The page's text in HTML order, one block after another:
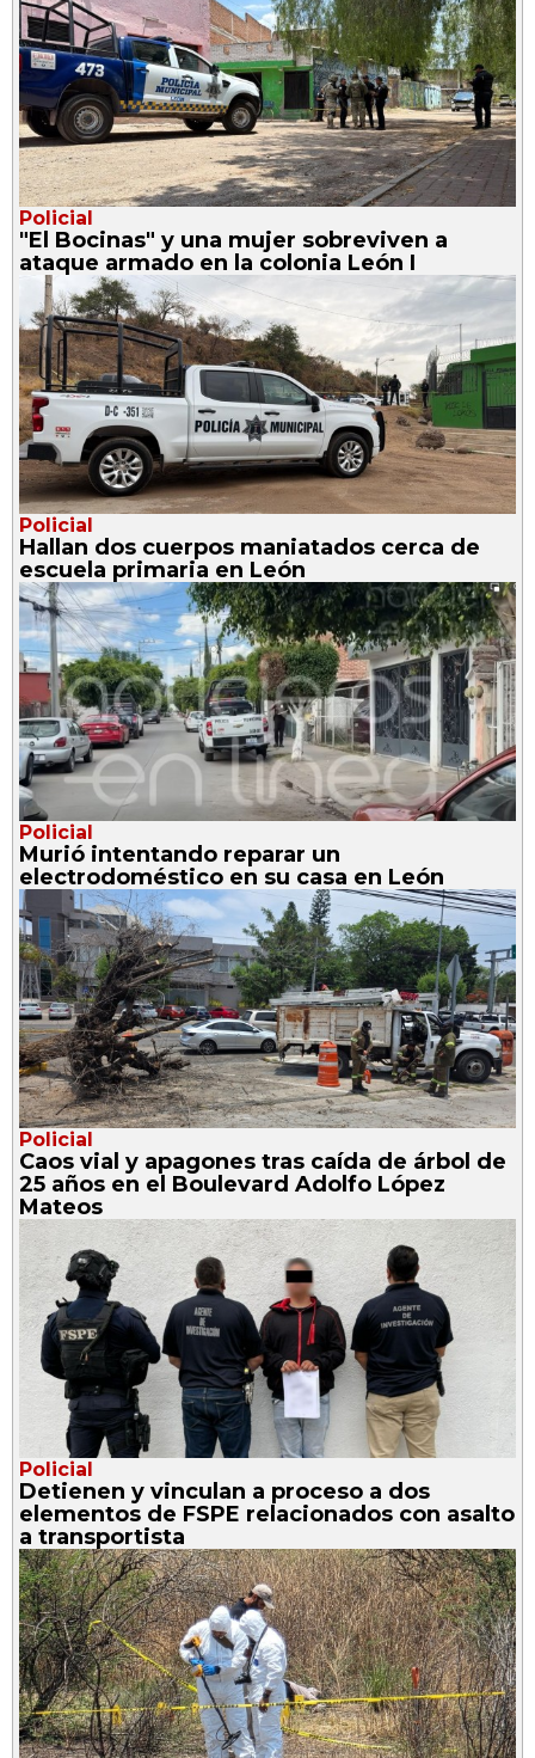
Policial
"El Bocinas" y una mujer sobreviven a
ataque armado en la colonia León I
Policial
Hallan dos cuerpos maniatados cerca de
escuela primaria en León
Policial
Murió intentando reparar un
electrodoméstico en su casa en León
Policial
Caos vial y apagones tras caída de árbol de
25 años en el Boulevard Adolfo López
Mateos
Policial
Detienen y vinculan a proceso a dos
elementos de FSPE relacionados con asalto
a transportista